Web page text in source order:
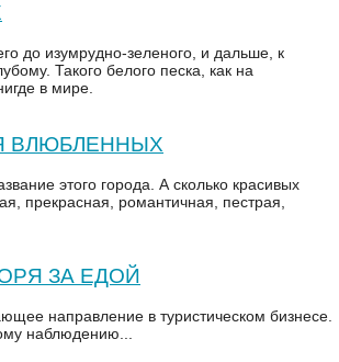
до изумрудно-зеленого, и дальше, к
Такого белого песка, как на
в мире.
ВЛЮБЛЕННЫХ
этого города. А сколько красивых
прекрасная, романтичная, пестрая,
ЗА ЕДОЙ
направление в туристическом бизнесе.
наблюдению...